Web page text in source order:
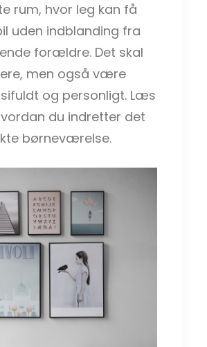
rum, hvor leg kan få
uden indblanding fra
forældre. Det skal
men også være
og personligt. Læs
du indretter det
børneværelse.